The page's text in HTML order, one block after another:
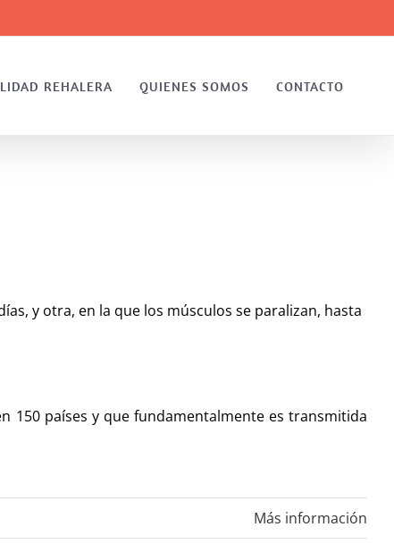
REHALERA QUIENES SOMOS CONTACTO
y otra, en la que los músculos se paralizan, hasta
150 países y que fundamentalmente es transmitida
Más información